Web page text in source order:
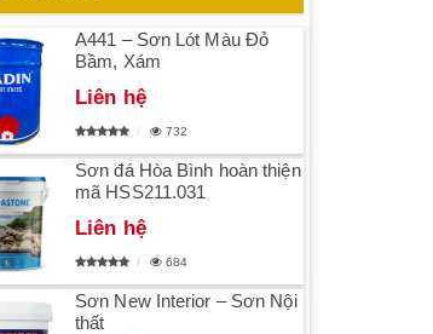
A441 – Sơn Lót Màu Đỏ
Bầm, Xám
Liên hệ
732
Sơn đá Hòa Bình hoàn thiện
mã HSS211.031
Liên hệ
684
Sơn New Interior – Sơn Nội
thất